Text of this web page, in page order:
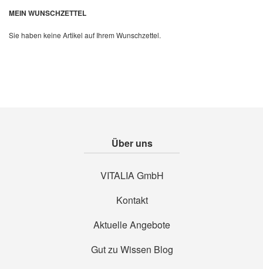
MEIN WUNSCHZETTEL
Sie haben keine Artikel auf Ihrem Wunschzettel.
Über uns
VITALIA GmbH
Kontakt
Aktuelle Angebote
Gut zu Wissen Blog